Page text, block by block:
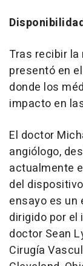
Tras recibir
presentó en
donde los
impacto en
El doctor
angiólogo,
actualmente
del
ensayo es
dirigido por el
doctor Sean
Cirugía